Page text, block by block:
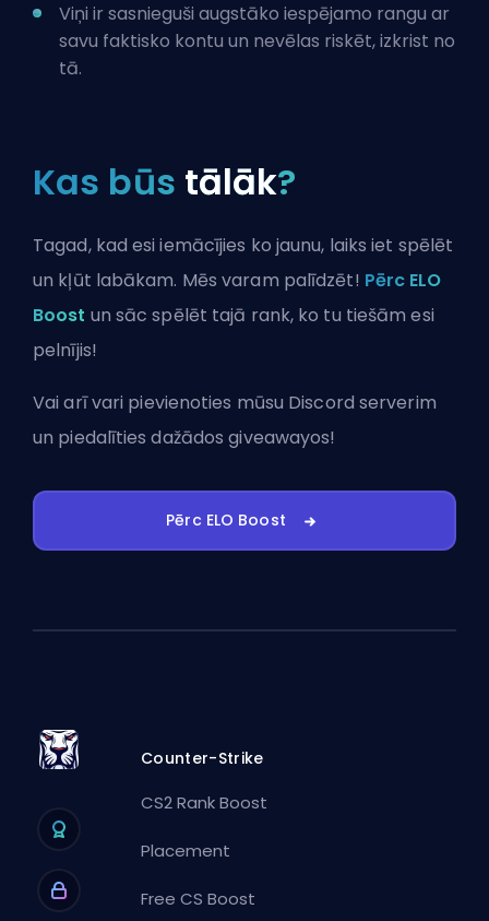
Viņi ir sasnieguši augstāko iespējamo rangu ar
savu faktisko kontu un nevēlas riskēt, izkrist no
tā.
Kas būs tālāk?
Tagad, kad esi iemācījies ko jaunu, laiks iet spēlēt
un kļūt labākam. Mēs varam palīdzēt! Pērc ELO
Boost un sāc spēlēt tajā rank, ko tu tiešām esi
pelnījis!
Vai arī vari pievienoties mūsu Discord serverim
un piedalīties dažādos giveawayos!
Pērc ELO Boost
Counter-Strike
CS2 Rank Boost
Placement
Free CS Boost